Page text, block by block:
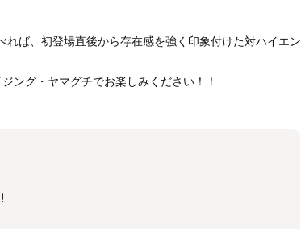
ば、初登場直後から存在感を強く印象付けた対ハイエン
ング・ヤマグチでお楽しみください！！